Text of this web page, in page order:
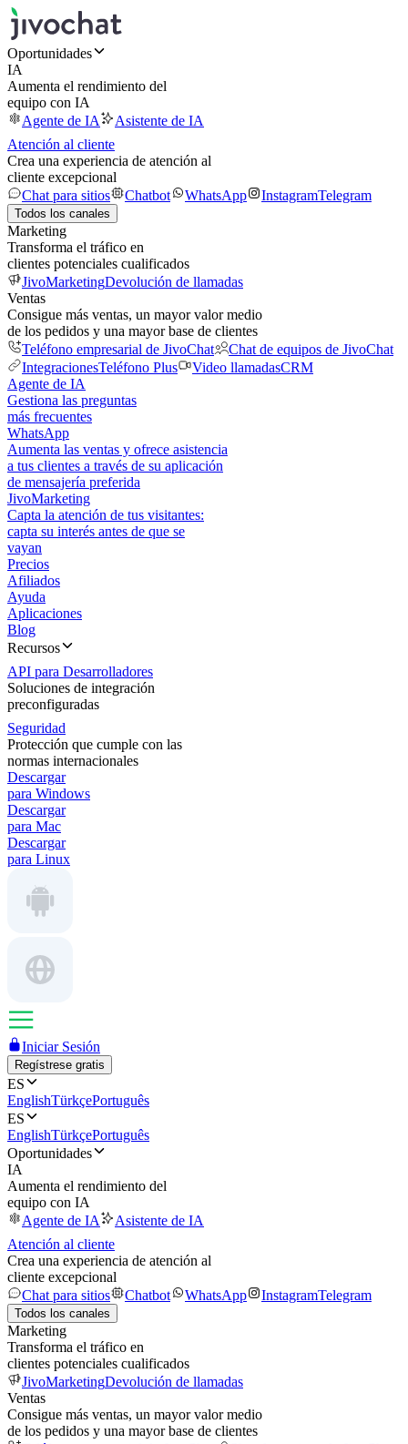
Oportunidades
IA
Aumenta el rendimiento del
equipo con IA
Agente de IA
Asistente de IA
Atención al cliente
Crea una experiencia de atención al
cliente excepcional
Chat para sitios
Chatbot WhatsApp InstagramTelegram
Todos los canales
Marketing
Transforma el tráfico en
clientes potenciales cualificados
JivoMarketingDevolución de llamadas
Ventas
Consigue más ventas, un mayor valor medio
de los pedidos y una mayor base de clientes
Teléfono empresarial de JivoChat
Chat de equipos de JivoChat
IntegracionesTeléfono Plus Video llamadasCRM
Agente de IA
Gestiona las preguntas
más frecuentes
WhatsApp
Aumenta las ventas y ofrece asistencia
a tus clientes a través de su aplicación
de mensajería preferida
JivoMarketing
Capta la atención de tus visitantes:
capta su interés antes de que se
vayan
Precios
Afiliados
Ayuda
Aplicaciones
Blog
Recursos
API para Desarrolladores
Soluciones de integración
preconfiguradas
Seguridad
Protección que cumple con las
normas internacionales
Descargar
para Windows
Descargar
para Mac
Descargar
para Linux
Iniciar Sesión
Regístrese gratis
ES
EnglishTürkçePortuguês
ES
EnglishTürkçePortuguês
Oportunidades
IA
Aumenta el rendimiento del
equipo con IA
Agente de IA
Asistente de IA
Atención al cliente
Crea una experiencia de atención al
cliente excepcional
Chat para sitios
Chatbot WhatsApp InstagramTelegram
Todos los canales
Marketing
Transforma el tráfico en
clientes potenciales cualificados
JivoMarketingDevolución de llamadas
Ventas
Consigue más ventas, un mayor valor medio
de los pedidos y una mayor base de clientes